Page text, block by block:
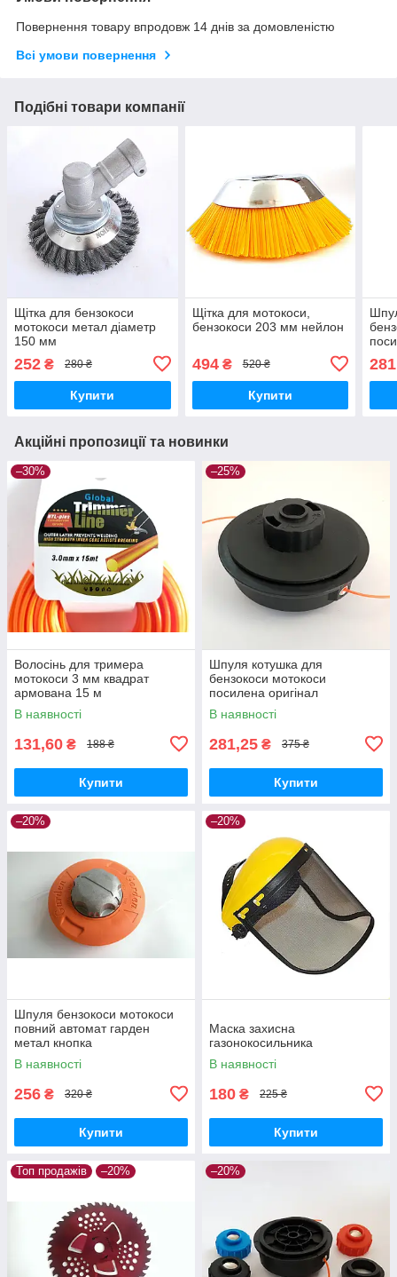
Повернення товару впродовж 14 днів за домовленістю
Всі умови повернення
Подібні товари компанії
Щітка для бензокоси
мотокоси метал діаметр
150 мм
252 ₴ 280 ₴
Купити
Щітка для мотокоси,
бензокоси 203 мм нейлон
494₴ 520 ₴
Купити
Акційні пропозиції та новинки
–30%
Волосінь для тримера
мотокоси 3 мм квадрат
армована 15 м
В наявності
131,60 ₴ 188 ₴
Купити
–25%
Шпуля котушка для
бензокоси мотокоси
посилена оригінал
В наявності
281,25 ₴ 375 ₴
Купити
–20%
Шпуля бензокоси мотокоси
повний автомат гарден
метал кнопка
В наявності
256 ₴ 320 ₴
Купити
–20%
Маска захисна
газонокосильника
В наявності
180 ₴ 225 ₴
Купити
Топ продажів –20% –20%